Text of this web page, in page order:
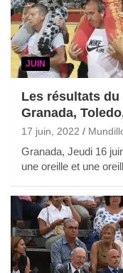
JUIN
Les résultats du
Granada,
17 juin, 2022
Granada, Jeudi 16
une oreille et une